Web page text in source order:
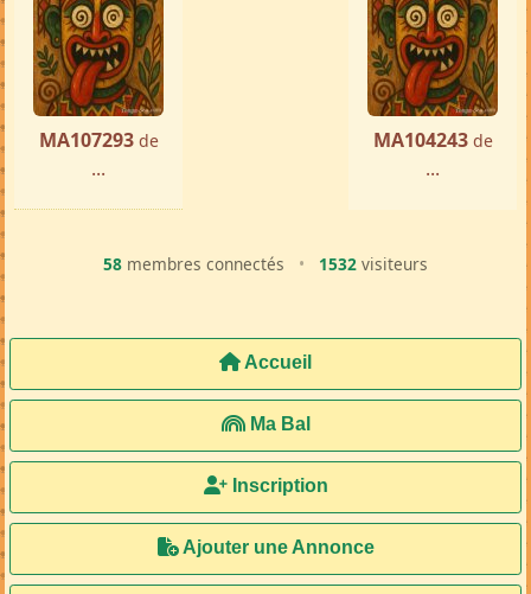
MA107293 de
...
MA104243 de
...
58 membres connectés • 1532 visiteurs
Accueil
Ma Bal
Inscription
Ajouter une Annonce